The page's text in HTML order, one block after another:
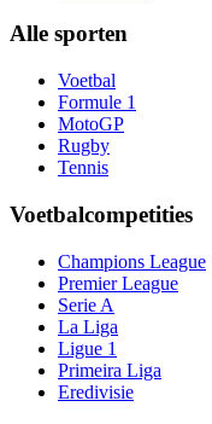
Alle sporten
Voetbal
Formule 1
MotoGP
Rugby
Tennis
Voetbalcompetities
Champions League
Premier League
Serie A
La Liga
Ligue 1
Primeira Liga
Eredivisie